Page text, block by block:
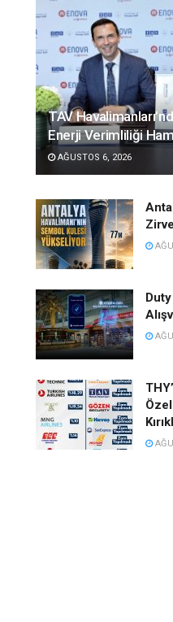
TAV
Enerji Verimliliği
AĞUSTOS 6, 2026